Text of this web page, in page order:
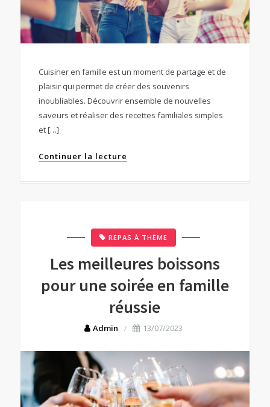
Cuisiner en famille est un moment de partage et de
plaisir qui permet de créer des souvenirs
inoubliables. Découvrir ensemble de nouvelles
saveurs et réaliser des recettes familiales simples
et […]
Continuer la lecture
REPAS À THÈME
Les meilleures boissons
pour une soirée en famille
réussie
Admin 13/07/2023